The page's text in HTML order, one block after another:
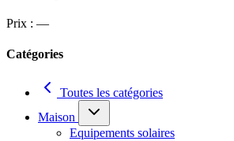
Prix : —
Catégories
Toutes les catégories
Maison
Equipements solaires